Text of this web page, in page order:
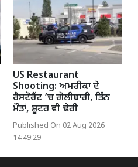
US Restaurant
Shooting: ਅਮਰੀਕਾ ਦੇ
ਰੈਸਟੋਰੈਂਟ ’ਚ ਗੋਲੀਬਾਰੀ, ਤਿੰਨ
ਮੌਤਾਂ, ਸ਼ੂਟਰ ਵੀ ਢੇਰੀ
Published On 02 Aug 2026
14:49:29